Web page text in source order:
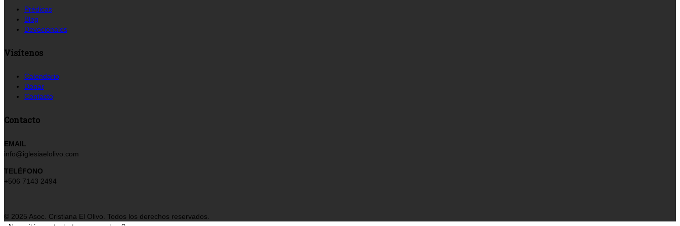
Prédicas
Blog
Devocionales
Visítenos
Calendario
Donar
Contacto
Contacto
EMAIL
info@iglesiaelolivo.com
TELÉFONO
+506 7143 2494
© 2025 Asoc. Cristiana El Olivo. Todos los derechos reservados.